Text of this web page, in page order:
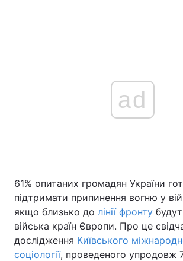
ad
61% опитаних громадян України
підтримати припинення вогню у
якщо близько до лінії фронту
війська країн Європи. Про це
дослідження Київського
соціології, проведеного упродовж